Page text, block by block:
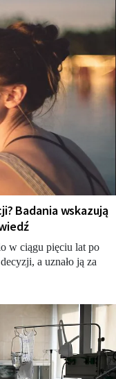
Badania wskazują
w ciągu pięciu lat po
a uznało ją za